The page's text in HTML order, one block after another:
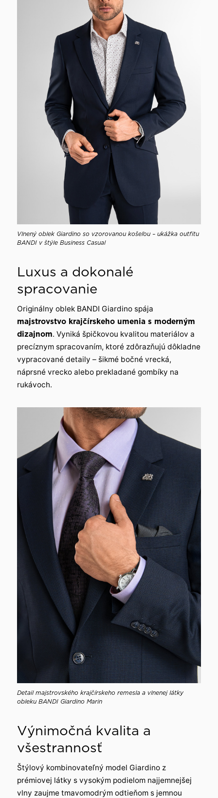
Vlnený oblek Giardino so vzorovanou košeľou – ukážka outfitu
BANDI v štýle Business Casual
Luxus a dokonalé
spracovanie
Originálny oblek BANDI Giardino spája
majstrovstvo krajčírskeho umenia s moderným
dizajnom. Vyniká špičkovou kvalitou materiálov a
precíznym spracovaním, ktoré zdôrazňujú dôkladne
vypracované detaily – šikmé bočné vrecká,
náprsné vrecko alebo prekladané gombíky na
rukávoch.
Detail majstrovského krajčírskeho remesla a vlnenej látky
obleku BANDI Giardino Marin
Výnimočná kvalita a
všestrannosť
Štýlový kombinovateľný model Giardino z
prémiovej látky s vysokým podielom najjemnejšej
vlny zaujme tmavomodrým odtieňom s jemnou